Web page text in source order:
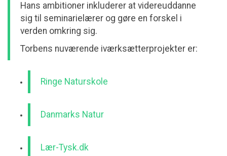
Hans ambitioner inkluderer at videreuddanne
sig til seminarielærer og gøre en forskel i
verden omkring sig.
Torbens nuværende iværksætterprojekter er:
Ringe Naturskole
Danmarks Natur
Lær-Tysk.dk